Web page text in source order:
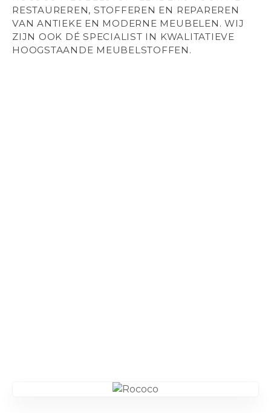
RESTAUREREN, STOFFEREN EN REPAREREN
VAN ANTIEKE EN MODERNE MEUBELEN. WIJ
ZIJN OOK DÉ SPECIALIST IN KWALITATIEVE
HOOGSTAANDE MEUBELSTOFFEN.